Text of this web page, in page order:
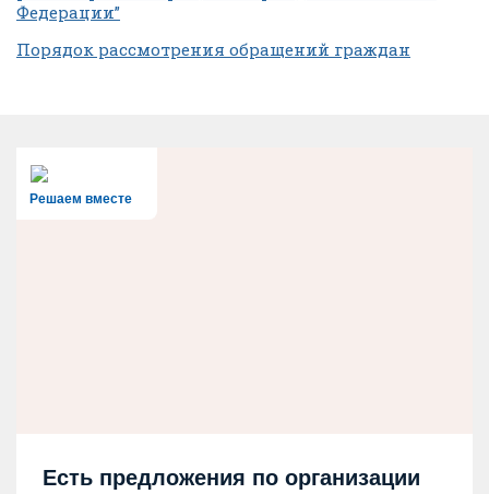
Федерации”
Порядок рассмотрения обращений граждан
Решаем вместе
Есть предложения по организации